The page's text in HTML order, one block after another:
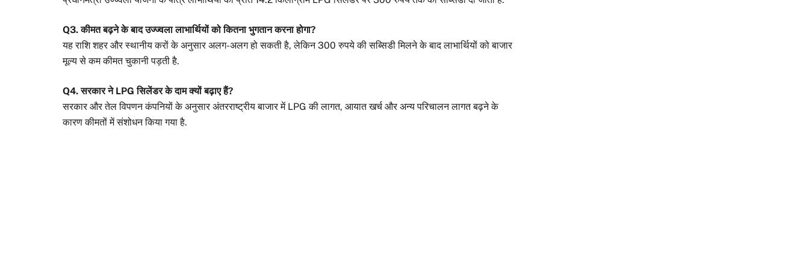
Q3. कीमत बढ़ने के बाद उज्ज्वला लाभार्थियों को कितना भुगतान करना होगा?
यह राशि शहर और स्थानीय करों के अनुसार अलग-अलग हो सकती है, लेकिन 300 रुपये की सब्सिडी मिलने के बाद लाभार्थियों को बाजार
मूल्य से कम कीमत चुकानी पड़ती है.
Q4. सरकार ने LPG सिलेंडर के दाम क्यों बढ़ाए हैं?
सरकार और तेल विपणन कंपनियों के अनुसार अंतरराष्ट्रीय बाजार में LPG की लागत, आयात खर्च और अन्य परिचालन लागत बढ़ने के
कारण कीमतों में संशोधन किया गया है.